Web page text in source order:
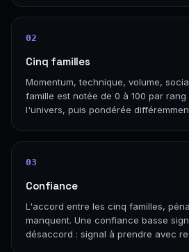
02
Cinq familles
Momentum, technique, volume,
famille est notée de 0 à 100 par
l'univers, puis pondérée
03
Confiance
L'accord entre les cinq familles,
manquent. Une confiance basse
désaccord : signal à prendre avec